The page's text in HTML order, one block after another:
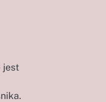
jest